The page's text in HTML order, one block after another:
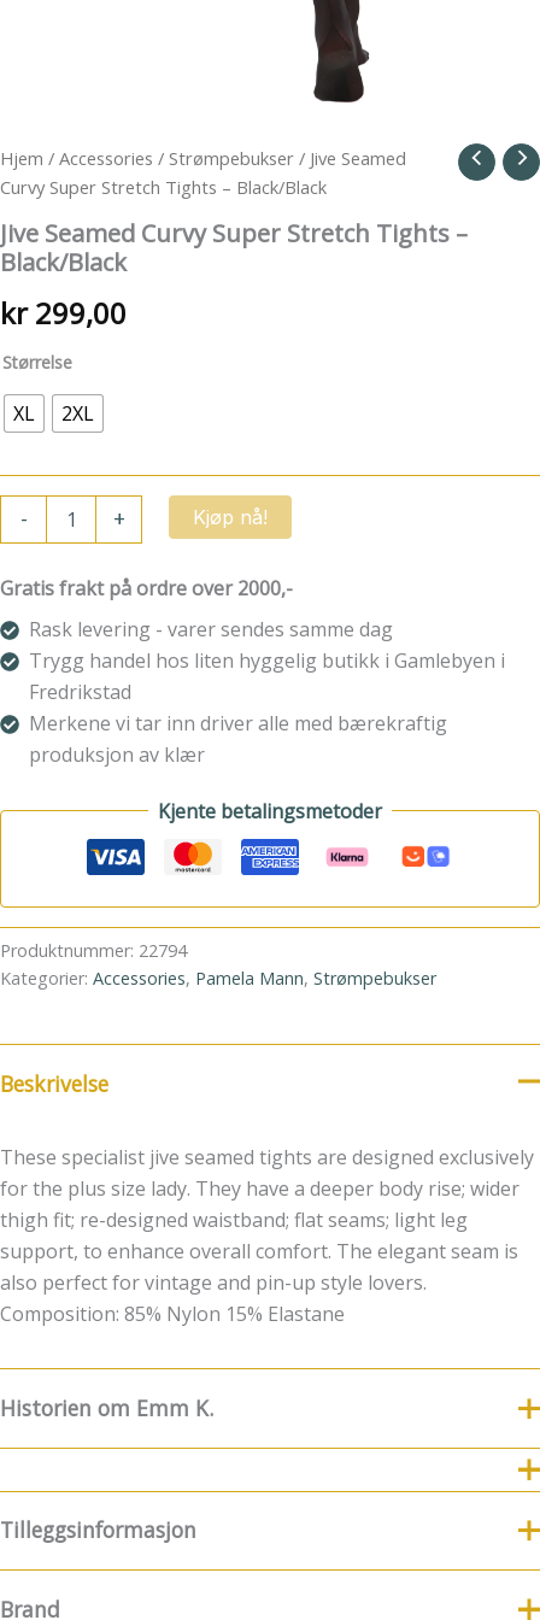
Hjem / Accessories / Strømpebukser / Jive Seamed
Curvy Super Stretch Tights – Black/Black
Jive Seamed Curvy Super Stretch Tights –
Black/Black
kr299,00
Størrelse
XL 2XL
-
Seamed
Super
Stretch
Tights
-
Black/Black
antall
+ Kjøp nå!
Gratis frakt på ordre over 2000,-
Rask levering - varer sendes samme dag
Trygg handel hos liten hyggelig butikk i Gamlebyen i
Fredrikstad
Merkene vi tar inn driver alle med bærekraftig
produksjon av klær
Kjente betalingsmetoder
Produktnummer: 22794
Kategorier: Accessories, Pamela Mann, Strømpebukser
Beskrivelse
These specialist jive seamed tights are designed exclusively
for the plus size lady. They have a deeper body rise; wider
thigh fit; re-designed waistband; flat seams; light leg
support, to enhance overall comfort. The elegant seam is
also perfect for vintage and pin-up style lovers.
Composition: 85% Nylon 15% Elastane
Historien om Emm K.
kommer her litt historie og funfacts om EMM K.
8.7.2019 ble Emm K.-butikken født! Emm K. startet litt før
det, men da var konseptet noe annerledes. Det startet med
at jeg etter 17 år avsluttet min karriere som kostymesyer
Tilleggsinformasjon
Brand